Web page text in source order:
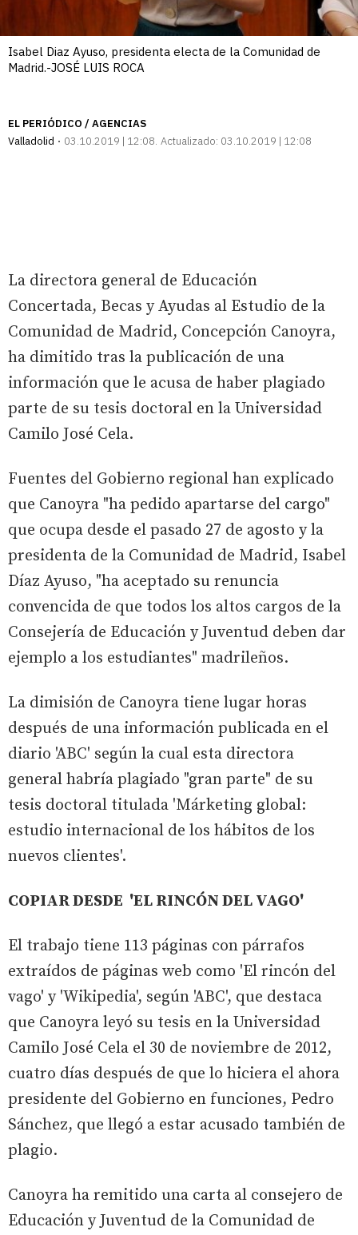
Isabel Diaz Ayuso, presidenta electa de la Comunidad de
Madrid.-JOSÉ LUIS ROCA
EL PERIÓDICO / AGENCIAS
Valladolid
03.10.2019 | 12:08 Actualizado: 03.10.2019 | 12:08
La directora general de Educación
Concertada, Becas y Ayudas al Estudio de la
Comunidad de Madrid, Concepción Canoyra,
ha dimitido tras la publicación de una
información que le acusa de haber plagiado
parte de su tesis doctoral en la Universidad
Camilo José Cela.
Fuentes del Gobierno regional han explicado
que Canoyra "ha pedido apartarse del cargo"
que ocupa desde el pasado 27 de agosto y la
presidenta de la Comunidad de Madrid, Isabel
Díaz Ayuso, "ha aceptado su renuncia
convencida de que todos los altos cargos de la
Consejería de Educación y Juventud deben dar
ejemplo a los estudiantes" madrileños.
La dimisión de Canoyra tiene lugar horas
después de una información publicada en el
diario 'ABC' según la cual esta directora
general habría plagiado "gran parte" de su
tesis doctoral titulada 'Márketing global:
estudio internacional de los hábitos de los
nuevos clientes'.
COPIAR DESDE 'EL RINCÓN DEL VAGO'
El trabajo tiene 113 páginas con párrafos
extraídos de páginas web como 'El rincón del
vago' y 'Wikipedia', según 'ABC', que destaca
que Canoyra leyó su tesis en la Universidad
Camilo José Cela el 30 de noviembre de 2012,
cuatro días después de que lo hiciera el ahora
presidente del Gobierno en funciones, Pedro
Sánchez, que llegó a estar acusado también de
plagio.
Canoyra ha remitido una carta al consejero de
Educación y Juventud de la Comunidad de